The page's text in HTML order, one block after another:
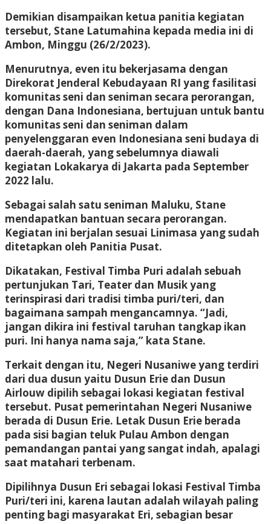
Demikian disampaikan ketua panitia kegiatan
tersebut, Stane Latumahina kepada media ini di
Ambon, Minggu (26/2/2023).
Menurutnya, even itu bekerjasama dengan
Direkorat Jenderal Kebudayaan RI yang fasilitasi
komunitas seni dan seniman secara perorangan,
dengan Dana Indonesiana, bertujuan untuk bantu
komunitas seni dan seniman dalam
penyelenggaran even Indonesiana seni budaya di
daerah-daerah, yang sebelumnya diawali
kegiatan Lokakarya di Jakarta pada September
2022 lalu.
Sebagai salah satu seniman Maluku, Stane
mendapatkan bantuan secara perorangan.
Kegiatan ini berjalan sesuai Linimasa yang sudah
ditetapkan oleh Panitia Pusat.
Dikatakan, Festival Timba Puri adalah sebuah
pertunjukan Tari, Teater dan Musik yang
terinspirasi dari tradisi timba puri/teri, dan
bagaimana sampah mengancamnya. “Jadi,
jangan dikira ini festival taruhan tangkap ikan
puri. Ini hanya nama saja,” kata Stane.
Terkait dengan itu, Negeri Nusaniwe yang terdiri
dari dua dusun yaitu Dusun Erie dan Dusun
Airlouw dipilih sebagai lokasi kegiatan festival
tersebut. Pusat pemerintahan Negeri Nusaniwe
berada di Dusun Erie. Letak Dusun Erie berada
pada sisi bagian teluk Pulau Ambon dengan
pemandangan pantai yang sangat indah, apalagi
saat matahari terbenam.
Dipilihnya Dusun Eri sebagai lokasi Festival Timba
Puri/teri ini, karena lautan adalah wilayah paling
penting bagi masyarakat Eri, sebagian besar